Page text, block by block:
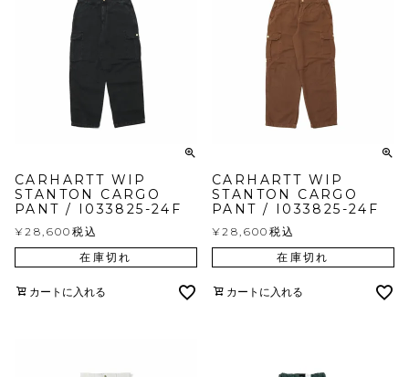
CARHARTT WIP
STANTON CARGO
PANT / I033825-24F
¥28,600 税込
在庫切れ
カートに入れる
CARHARTT WIP
STANTON CARGO
PANT / I033825-24F
¥28,600 税込
在庫切れ
カートに入れる